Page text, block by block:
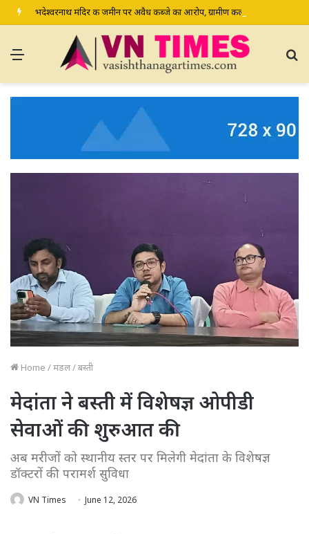
Menu
Home /मंडल/बस्ती
मेदांता ने बस्ती में विशेषज्ञ ओपीडी
सेवाओं की शुरुआत की
अब मरीजों को स्थानीय स्तर पर मिलेगी मेदांता के विशेषज्ञ
डॉक्टरों की परामर्श सुविधा
VN Times June 12, 2026